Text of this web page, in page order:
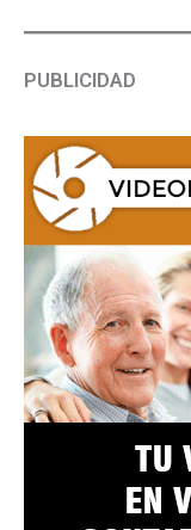
PUBLICIDAD